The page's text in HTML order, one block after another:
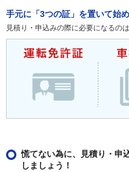
手元に「3つの証」を置いて始め
見積り・申込みの際に必要になるの
慌てない為に、見積り・申
しましょう！